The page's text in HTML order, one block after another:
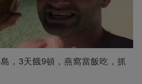
，3天餓9頓，燕窩當飯吃，抓